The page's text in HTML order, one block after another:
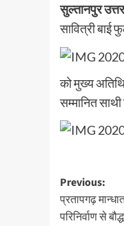
सुल्तानपुर
सावित्री
को मुख्य
सम्मानित
Post
Previous:
प्रतापगढ़
परिनिर्वाण से